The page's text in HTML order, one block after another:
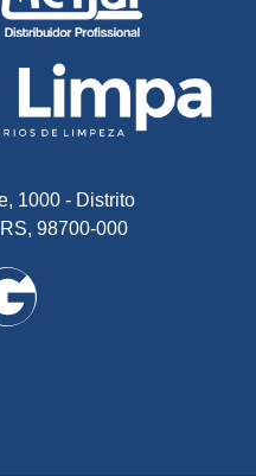
1000 - Distrito
98700-000